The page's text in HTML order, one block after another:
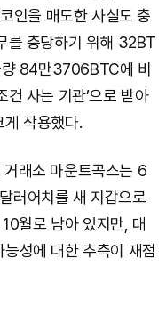
인을 매도한 사실도 충
를 충당하기 위해 32BT
84만3706BTC에 비
건 사는 기관’으로 받아
작용했다.
래소 마운트곡스는 6
러어치를 새 지갑으로
월로 남아 있지만, 대
성에 대한 추측이 재점